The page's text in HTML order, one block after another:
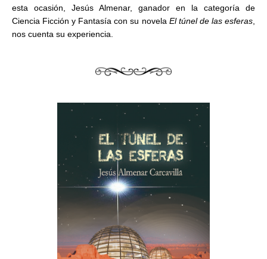
esta ocasión, Jesús Almenar, ganador en la categoría de
Ciencia Ficción y Fantasía con su novela El túnel de las esferas
nos cuenta su experiencia.